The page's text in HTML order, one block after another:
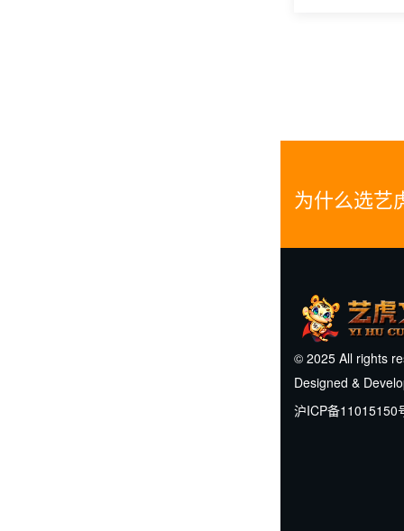
为什么选艺
© 2025 All rights
Designed &
沪ICP备11015150